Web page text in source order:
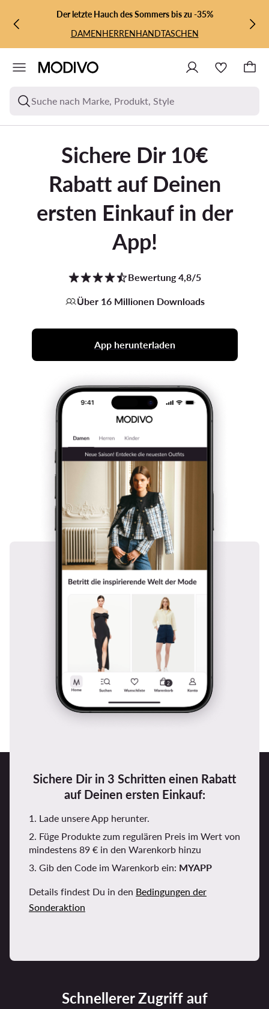
ZUM HAUPTINHALT SPRINGEN
ZUR SUCHEDer letzte Hauch des Sommers bis zu -35%
DAMENHERRENHANDTASCHEN
Suche nach Marke, Produkt, Style
Sichere Dir 10€
Rabatt auf Deinen
ersten Einkauf in der
App!
Bewertung 4,8/5
Über 16 Millionen Downloads
App herunterladen
Sichere Dir in 3 Schritten einen Rabatt
auf Deinen ersten Einkauf:
1. Lade unsere App herunter.
2. Füge Produkte zum regulären Preis im Wert von
mindestens 89 € in den Warenkorb hinzu
3. Gib den Code im Warenkorb ein: MYAPP
Details findest Du in den Bedingungen der
Sonderaktion
Schnellerer Zugriff auf